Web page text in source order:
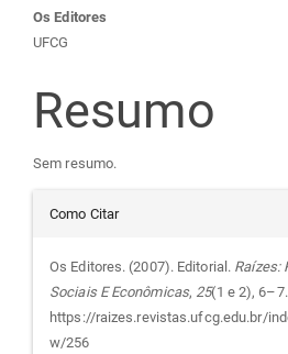
Conteúdo
do
artigo
principal
Os Editores
UFCG
Resumo
Sem resumo.
Detalhes
do
artigo
Como Citar
Os Editores. (2007). Editorial. Raízes:
Sociais E Econômicas, 25(1 e 2),
https://raizes.revistas.ufcg.edu.br/
w/256